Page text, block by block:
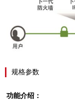
规格参数
功能介绍：